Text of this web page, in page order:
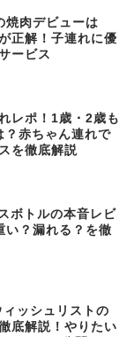
焼肉デビューは
正解！子連れに優
ービス
レポ！1歳・2歳も
？赤ちゃん連れで
を徹底解説
ボトルの本音レビ
い？漏れる？を徹
ィッシュリストの
底解説！やりたい